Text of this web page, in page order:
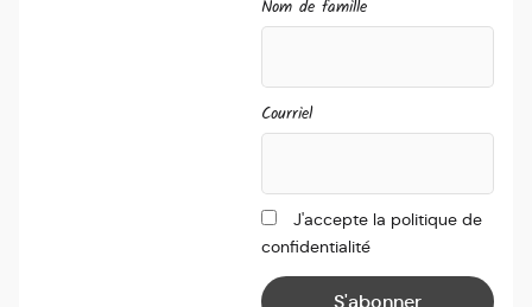
Nom de famille
Courriel
J'accepte la politique de
confidentialité